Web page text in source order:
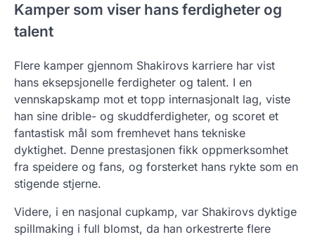
Kamper som viser hans ferdigheter og
talent
Flere kamper gjennom Shakirovs karriere har vist
hans eksepsjonelle ferdigheter og talent. I en
vennskapskamp mot et topp internasjonalt lag, viste
han sine drible- og skuddferdigheter, og scoret et
fantastisk mål som fremhevet hans tekniske
dyktighet. Denne prestasjonen fikk oppmerksomhet
fra speidere og fans, og forsterket hans rykte som en
stigende stjerne.
Videre, i en nasjonal cupkamp, var Shakirovs dyktige
spillmaking i full blomst, da han orkestrerte flere